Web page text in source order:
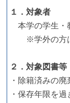
１．対象者
本学の学生・
※学外の方は
２．対象図書等
・除籍済みの
・保存年限を